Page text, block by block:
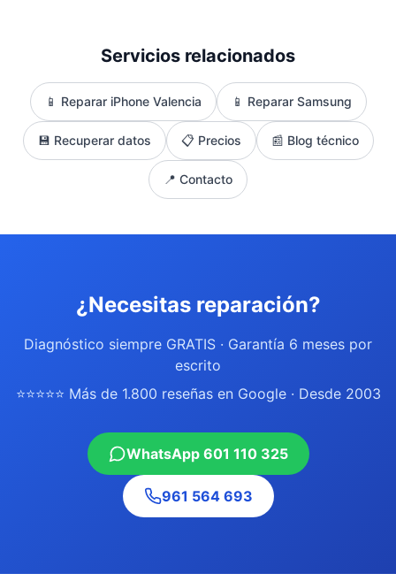
Servicios relacionados
📱 Reparar iPhone Valencia 📱 Reparar Samsung
💾 Recuperar datos 📋 Precios 📰 Blog técnico
📍 Contacto
¿Necesitas reparación?
Diagnóstico siempre GRATIS · Garantía 6 meses por
escrito
⭐⭐⭐⭐⭐ Más de 1.800 reseñas en Google · Desde 2003
WhatsApp 601 110 325
961 564 693